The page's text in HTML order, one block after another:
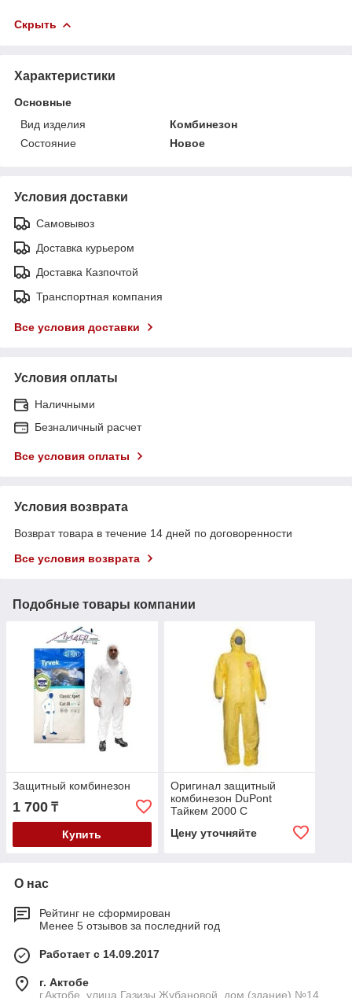
Скрыть
Характеристики
Основные
Вид изделия
Комбинезон
Состояние
Новое
Условия доставки
Самовывоз
Доставка курьером
Доставка Казпочтой
Транспортная компания
Все условия доставки
Условия оплаты
Наличными
Безналичный расчет
Все условия оплаты
Условия возврата
Возврат товара в течение 14 дней по договоренности
Все условия возврата
Подобные товары компании
Защитный комбинезон
1 700 ₸
Купить
Оригинал защитный
комбинезон DuPont
Тайкем 2000 C
Цену уточняйте
О нас
Рейтинг не сформирован
Менее 5 отзывов за последний год
Работает с 14.09.2017
г. Актобе
г.Актобе, улица Газизы Жубановой, дом (здание) №14,